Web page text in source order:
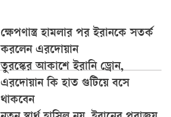
ক্ষেপণাস্ত্র হামলার পর ইরানকে সতর্ক
করলেন এরদোয়ান
তুরস্কের আকাশে ইরানি ড্রোন,
এরদোয়ান কি হাত গুটিয়ে বসে
থাকবেন